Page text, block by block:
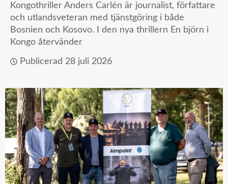
Kongothriller Anders Carlén är journalist, författare
och utlandsveteran med tjänstgöring i både
Bosnien och Kosovo. I den nya thrillern En björn i
Kongo återvänder
Publicerad 28 juli 2026